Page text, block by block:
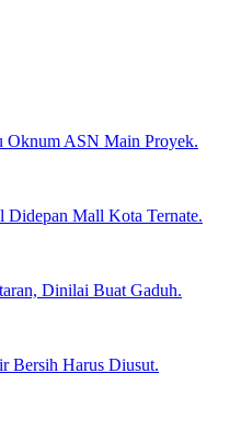
Oknum ASN Main Proyek.
Didepan Mall Kota Ternate.
Dinilai Buat Gaduh.
Bersih Harus Diusut.